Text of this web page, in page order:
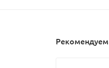
Рекомендуем